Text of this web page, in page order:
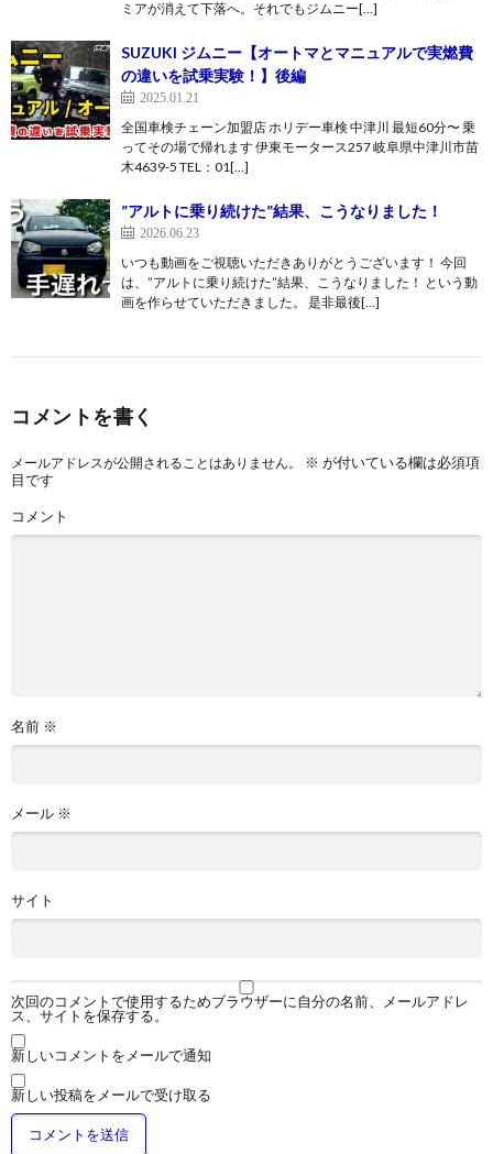
ミアが消えて下落へ。それでもジムニー[…]
SUZUKI ジムニー【オートマとマニュアルで実燃費
の違いを試乗実験！】後編
2025.01.21
全国車検チェーン加盟店 ホリデー車検 中津川 最短60分〜 乗
ってその場で帰れます 伊東モータース257 岐阜県中津川市苗
木4639-5 TEL：01[…]
”アルトに乗り続けた”結果、こうなりました！
2026.06.23
いつも動画をご視聴いただきありがとうございます！ 今回
は、”アルトに乗り続けた”結果、こうなりました！ という動
画を作らせていただきました。 是非最後[…]
コメントを書く
メールアドレスが公開されることはありません。 ※ が付いている欄は必須項
目です
コメント
名前 ※
メール ※
サイト
次回のコメントで使用するためブラウザーに自分の名前、メールアドレ
ス、サイトを保存する。
新しいコメントをメールで通知
新しい投稿をメールで受け取る